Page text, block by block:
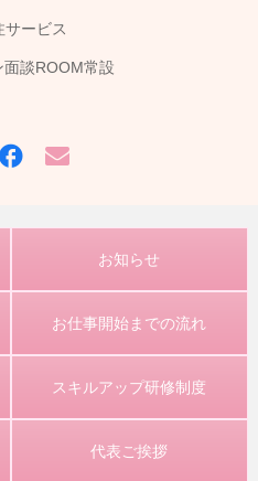
ービス
談ROOM常設
お知らせ
お仕事開始までの流れ
スキルアップ研修制度
代表ご挨拶